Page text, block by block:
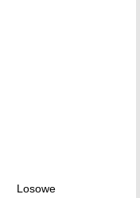
Losowe